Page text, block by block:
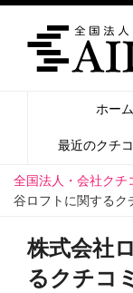
ホーム
最近のクチ
全国法人・会社クチ
谷ロフトに関するク
株式会社
るクチコ